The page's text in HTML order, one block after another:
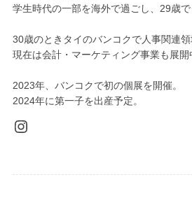
学生時代の一部を海外で過ごし、29歳で
30歳のときタイのバンコクで人事関連領
現在は会計・マーケティング事業も展開
2023年、バンコクで初の個展を開催。
2024年に第一子を出産予定。
Instagram